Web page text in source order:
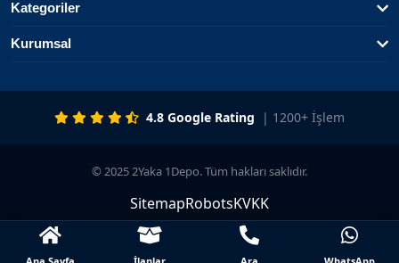
Kategoriler
Kurumsal
4.8 Google Rating | 1200+ İşlem
© 2025 2Yaka 1Depo. Tüm hakları saklıdır.
SitemapRobotsKVKK